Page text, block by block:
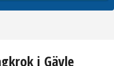
i Gävle